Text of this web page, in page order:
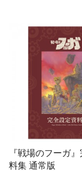
『戦場のフーガ
料集 通常版